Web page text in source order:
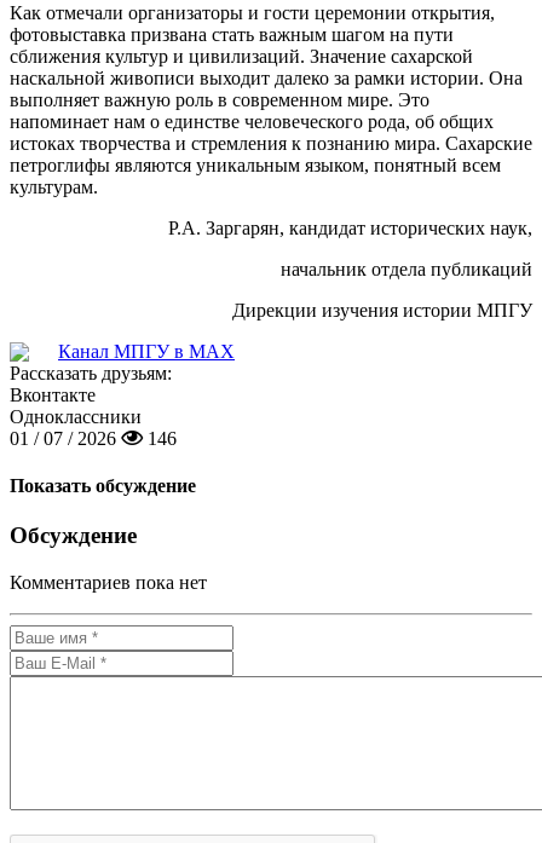
Как отмечали организаторы и гости церемонии открытия,
фотовыставка призвана стать важным шагом на пути
сближения культур и цивилизаций. Значение сахарской
наскальной живописи выходит далеко за рамки истории. Она
выполняет важную роль в современном мире. Это
напоминает нам о единстве человеческого рода, об общих
истоках творчества и стремления к познанию мира. Сахарские
петроглифы являются уникальным языком, понятный всем
культурам.
Р.А. Заргарян, кандидат исторических наук,
начальник отдела публикаций
Дирекции изучения истории МПГУ
Канал МПГУ в MAX
Рассказать друзьям:
Вконтакте
Одноклассники
01 / 07 / 2026
146
Показать обсуждение
Обсуждение
Комментариев пока нет